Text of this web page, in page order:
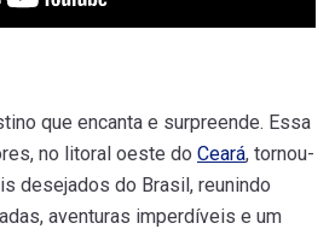
que encanta e surpreende. Essa
no litoral oeste do Ceará, tornou-
desejados do Brasil, reunindo
aventuras imperdíveis e um